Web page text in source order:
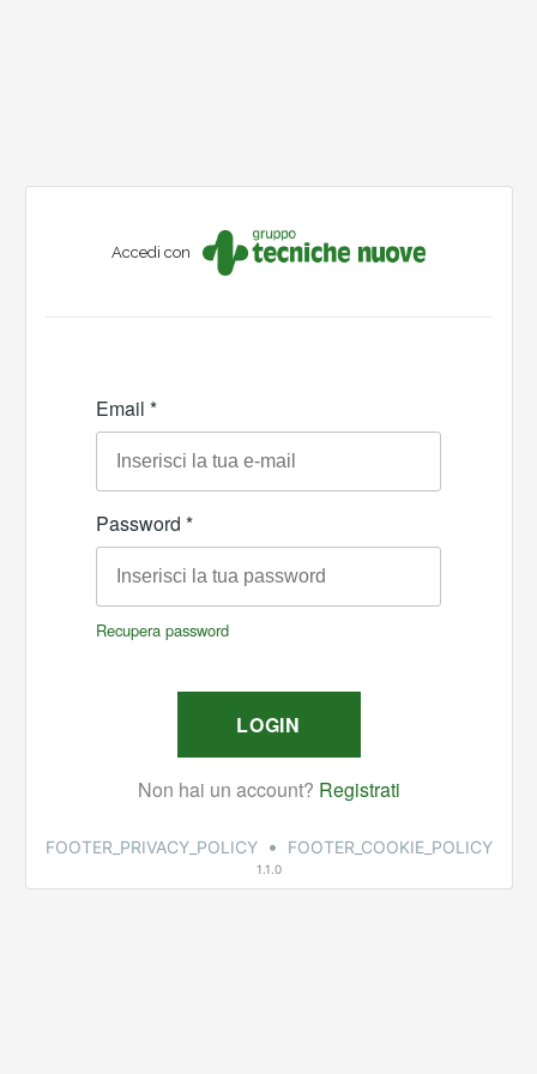
Accedi con
FOOTER_PRIVACY_POLICY • FOOTER_COOKIE_POLICY
1.1.0